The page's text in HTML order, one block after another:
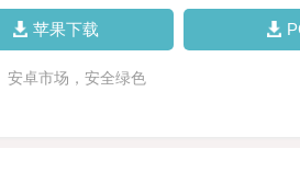
苹果下载
安卓市场，安全绿色